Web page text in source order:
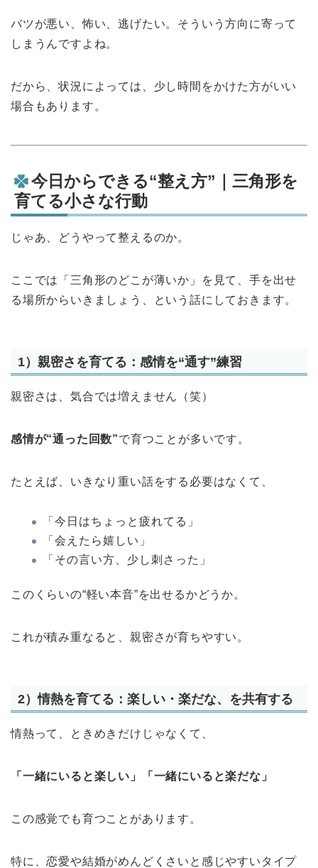
バツが悪い、怖い、逃げたい。そういう方向に寄って
しまうんですよね。
だから、状況によっては、少し時間をかけた方がいい
場合もあります。
今日からできる“整え方”｜三角形を
育てる小さな行動
じゃあ、どうやって整えるのか。
ここでは「三角形のどこが薄いか」を見て、手を出せ
る場所からいきましょう、という話にしておきます。
1）親密さを育てる：感情を“通す”練習
親密さは、気合では増えません（笑）
感情が“通った回数”で育つことが多いです。
たとえば、いきなり重い話をする必要はなくて、
「今日はちょっと疲れてる」
「会えたら嬉しい」
「その言い方、少し刺さった」
このくらいの“軽い本音”を出せるかどうか。
これが積み重なると、親密さが育ちやすい。
2）情熱を育てる：楽しい・楽だな、を共有する
情熱って、ときめきだけじゃなくて、
「一緒にいると楽しい」「一緒にいると楽だな」
この感覚でも育つことがあります。
特に、恋愛や結婚がめんどくさいと感じやすいタイプ